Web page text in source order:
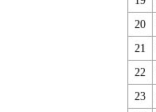
20
21
22
23